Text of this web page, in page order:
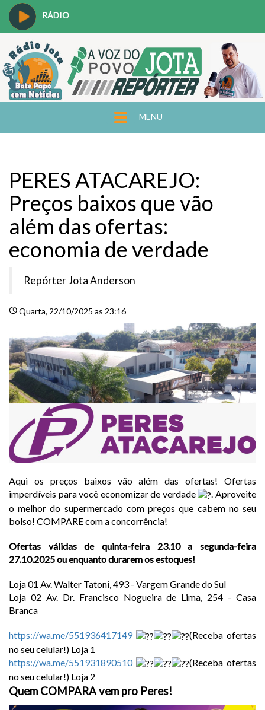
RÁDIO
MENU
PERES ATACAREJO:
Preços baixos que vão
além das ofertas:
economia de verdade
Repórter Jota Anderson
scheduleQuarta, 22/10/2025 as 23:16
Aqui os preços baixos vão além das ofertas! Ofertas
imperdíveis para você economizar de verdade
. Aproveite
o melhor do supermercado com preços que cabem no seu
bolso! COMPARE com a concorrência!
Ofertas válidas de quinta-feira 23.10 a segunda-feira
27.10.2025 ou enquanto durarem os estoques!
Loja 01 Av. Walter Tatoni, 493 - Vargem Grande do Sul
Loja 02 Av. Dr. Francisco Nogueira de Lima, 254 - Casa
Branca
https://wa.me/551936417149
(Receba ofertas
no seu celular!) Loja 1
https://wa.me/551931890510
(Receba ofertas
no seu celular!) Loja 2
Quem COMPARA vem pro Peres!